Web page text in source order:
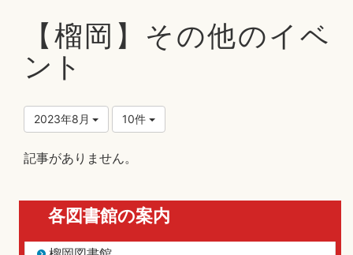
【榴岡】その他のイベ
ント
2023年8月 10件
記事がありません。
各図書館の案内